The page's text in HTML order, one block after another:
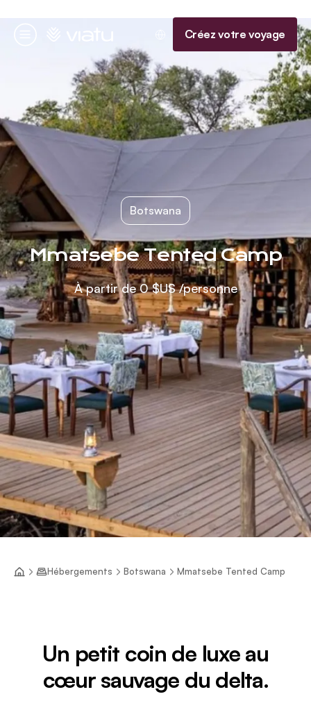
Créez votre voyage
Botswana
Mmatsebe Tented Camp
À partir de0 $US/personne
Hébergements Botswana Mmatsebe Tented Camp
Un petit coin de luxe au
cœur sauvage du delta.